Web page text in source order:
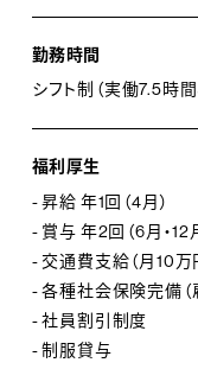
勤務時間
シフト制（実働7.5時間
福利厚生
- 昇給 年1回（4月）
- 賞与 年2回（6月・
- 交通費支給（月10万
- 各種社会保険完備（
- 社員割引制度
- 制服貸与